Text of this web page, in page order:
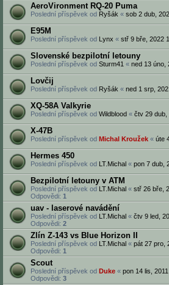
AeroVironment RQ-20 Puma
Poslední příspěvek od Ryšák « sob 2 dub,
E95M
Poslední příspěvek od Lynx « stř 9 bře, 2022
Slovenské bezpilotní letouny
Poslední příspěvek od Sturm41 « ned 13 úno,
Lovčij
Poslední příspěvek od Ryšák « ned 1 srp,
XQ-58A Valkyrie
Poslední příspěvek od Wildblood « čtv 29 dub,
X-47B
Poslední příspěvek od Michal Kroužek « úte
Hermes 450
Poslední příspěvek od LT.Michal « pon 7 dub,
Bezpilotní letouny v ATM
Poslední příspěvek od LT.Michal « stř 26 bře,
Odpovědi: 1
uav - laserové navádění
Poslední příspěvek od LT.Michal « čtv 9 led,
Odpovědi: 2
Zlín Z-143 vs Blue Horizon II
Poslední příspěvek od LT.Michal « pát 27 pro,
Odpovědi: 1
Scout
Poslední příspěvek od Duke « pon 14 lis,
Odpovědi: 3